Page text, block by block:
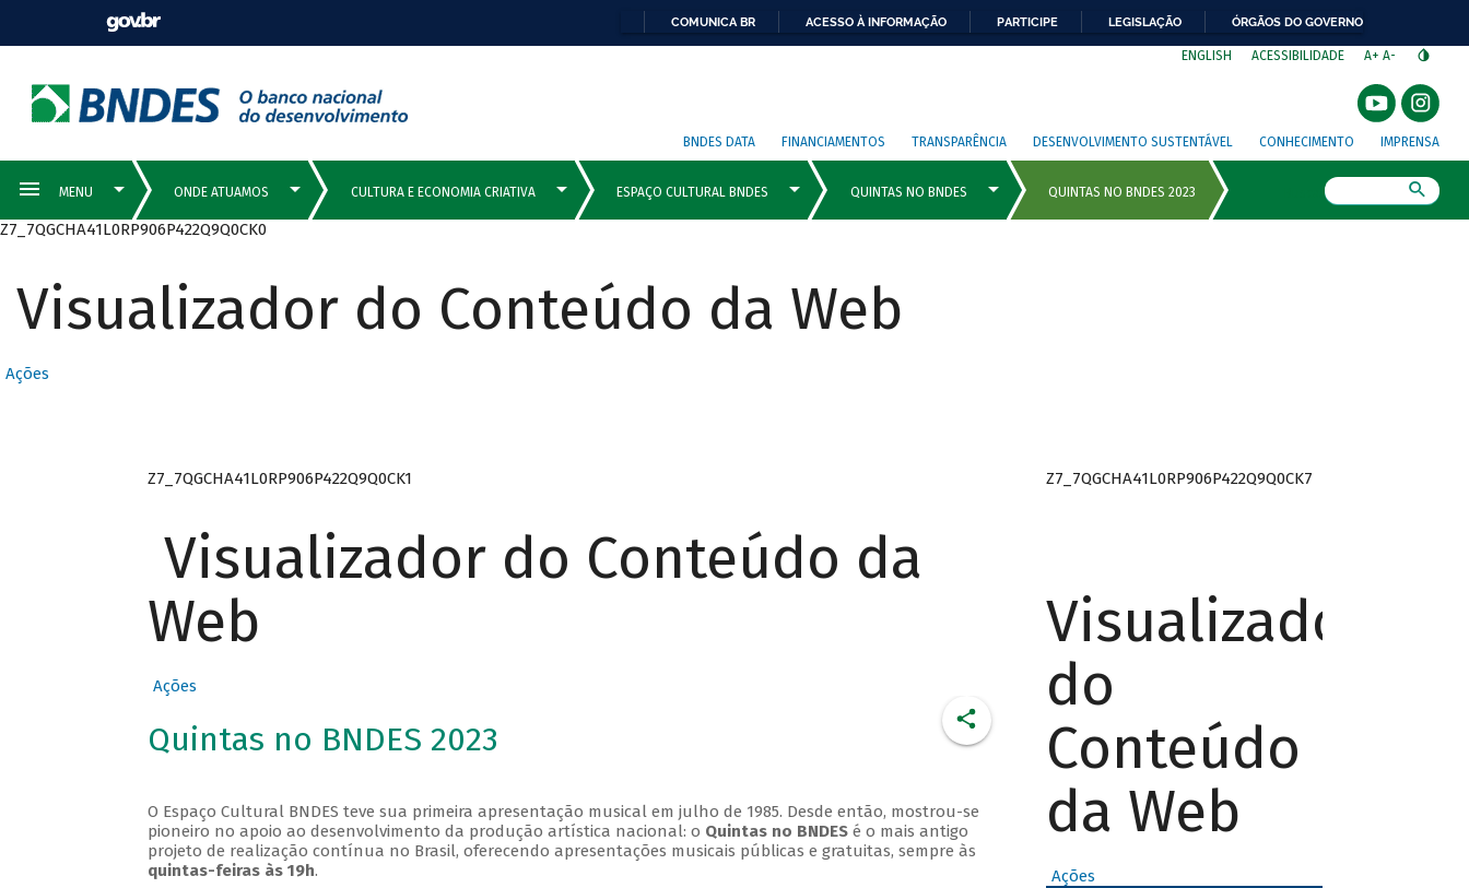
COMUNICA BR ACESSO À INFORMAÇÃO PARTICIPE LEGISLAÇÃO ÓRGÃOS DO GOVERNO
ENGLISH ACESSIBILIDADE A+ A-
BNDES DATA FINANCIAMENTOS TRANSPARÊNCIA DESENVOLVIMENTO SUSTENTÁVEL CONHECIMENTO IMPRENSA
Z7_7QGCHA41L0RP906P422Q9Q0CK0
Visualizador do Conteúdo da Web
Ações
Z7_7QGCHA41L0RP906P422Q9Q0CK1
Visualizador do Conteúdo da
Web
Ações
Quintas no BNDES 2023
O Espaço Cultural BNDES teve sua primeira apresentação musical em julho de 1985. Desde então, mostrou-se
pioneiro no apoio ao desenvolvimento da produção artística nacional: o Quintas no BNDESé o mais antigo
projeto de realização contínua no Brasil, oferecendo apresentações musicais públicas e gratuitas, sempre às
quintas-feiras às 19h.
Z7_7QGCHA41L0RP906P422Q9Q0CK7
Visualizador
do
Conteúdo
da Web
Ações